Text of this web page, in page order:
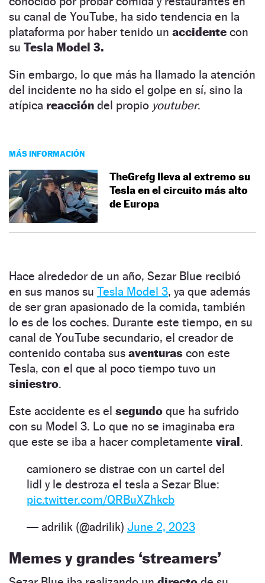
su canal de YouTube, ha sido tendencia en la
plataforma por haber tenido un accidente con
su Tesla Model 3.
Sin embargo, lo que más ha llamado la atención
del incidente no ha sido el golpe en sí, sino la
atípica reacción del propio youtuber.
MÁS INFORMACIÓN
TheGrefg lleva al extremo su
Tesla en el circuito más alto
de Europa
Hace alrededor de un año, Sezar Blue recibió
en sus manos su Tesla Model 3, ya que además
de ser gran apasionado de la comida, también
lo es de los coches. Durante este tiempo, en su
canal de YouTube secundario, el creador de
contenido contaba sus aventuras con este
Tesla, con el que al poco tiempo tuvo un
siniestro.
Este accidente es el segundo que ha sufrido
con su Model 3. Lo que no se imaginaba era
que este se iba a hacer completamente viral.
camionero se distrae con un cartel del
lidl y le destroza el tesla a Sezar Blue:
pic.twitter.com/QRBuXZhkcb
— adrilik (@adrilik) June 2, 2023
Memes y grandes ‘streamers’